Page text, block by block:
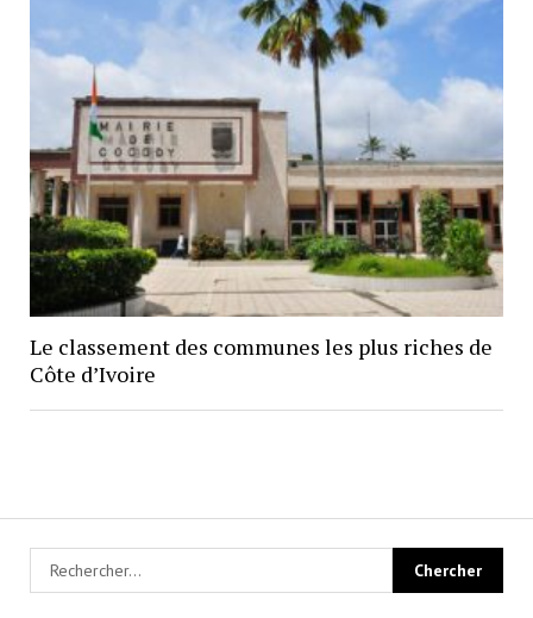
Le classement des communes les plus riches de
Côte d’Ivoire